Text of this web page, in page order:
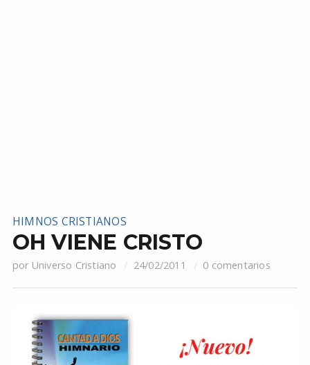
HIMNOS CRISTIANOS
OH VIENE CRISTO
por Universo Cristiano 24/02/2011 0 comentarios